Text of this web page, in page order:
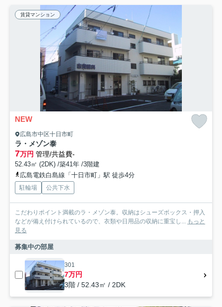
賃貸マンション
NEW
広島市中区十日市町
ラ・メゾン泰
7万円 管理/共益費-
52.43㎡ (2DK) /築41年 /3階建
広島電鉄白島線「十日市町」駅 徒歩4分
駐輪場 公共下水
こだわりポイント満載のラ・メゾン泰。収納はシューズボックス・押入
などが備え付けられているので、衣類や日用品の収納に重宝し... もっと
見る
募集中の部屋
301
7万円
3階 / 52.43㎡ / 2DK